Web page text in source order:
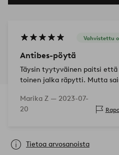
Vahvistettu
Antibes-pöytä
Täysin tyytyväinen paitsi että
toinen jalka räpytti. Mutta
aurinkoisesta keltaisesta
pöydästäni.
Marika Z — 2023-07-
20
Tietoa arvosanoista